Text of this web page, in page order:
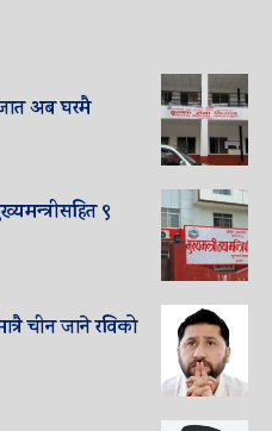
अब घरमै
९
चीन जाने रविको